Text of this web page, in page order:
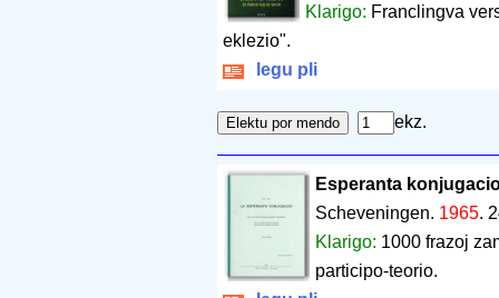
Klarigo: Franclingva
eklezio".
legu pli
ekz.
Esperanta
Scheveningen. 1965.
Klarigo: 1000 frazoj
participo-teorio.